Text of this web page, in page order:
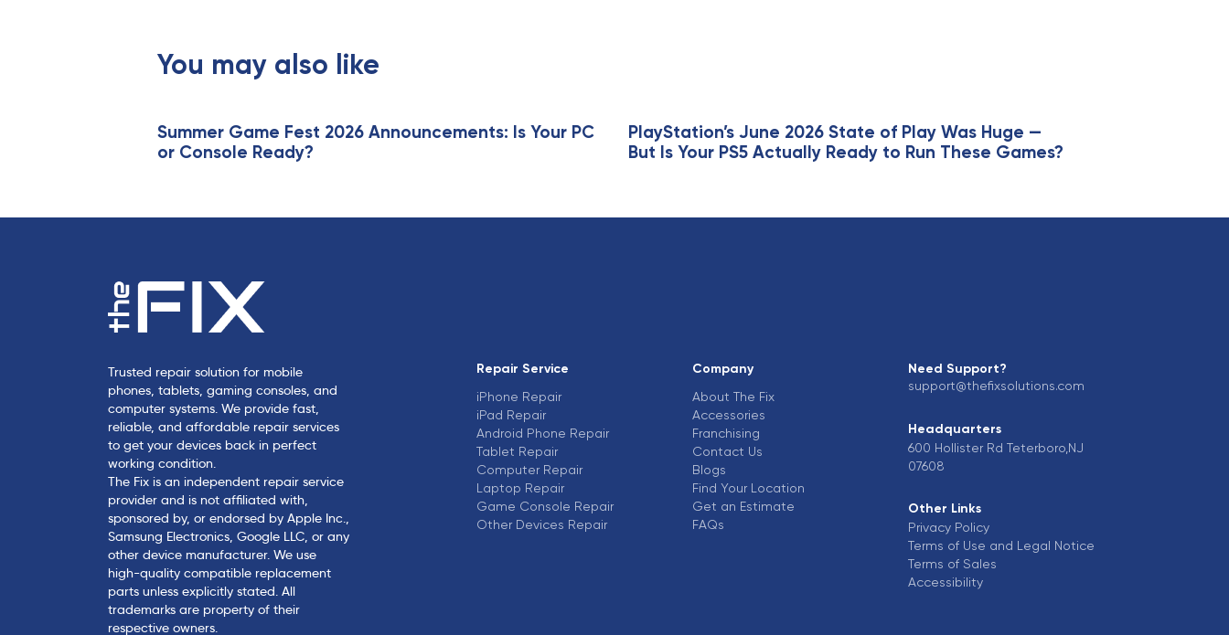
You may also like
Summer Game Fest 2026 Announcements: Is Your PC
or Console Ready?
PlayStation’s June 2026 State of Play Was Huge —
But Is Your PS5 Actually Ready to Run These Games?
Trusted repair solution for mobile
phones, tablets, gaming consoles, and
computer systems. We provide fast,
reliable, and affordable repair services
to get your devices back in perfect
working condition.
The Fix is an independent repair service
provider and is not affiliated with,
sponsored by, or endorsed by Apple Inc.,
Samsung Electronics, Google LLC, or any
other device manufacturer. We use
high-quality compatible replacement
parts unless explicitly stated. All
trademarks are property of their
respective owners.
Repair Service
iPhone Repair
iPad Repair
Android Phone Repair
Tablet Repair
Computer Repair
Laptop Repair
Game Console Repair
Other Devices Repair
Company
About The Fix
Accessories
Franchising
Contact Us
Blogs
Find Your Location
Get an Estimate
FAQs
Need Support?
support@thefixsolutions.com
Headquarters
600 Hollister Rd Teterboro,NJ
07608
Other Links
Privacy Policy
Terms of Use and Legal Notice
Terms of Sales
Accessibility